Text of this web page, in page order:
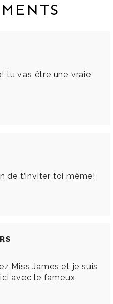
tu vas être une vraie
de t’inviter toi même!
Miss James et je suis
avec le fameux